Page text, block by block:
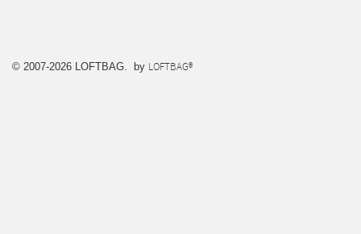
© 2007-2026 LOFTBAG. by LOFTBAG®